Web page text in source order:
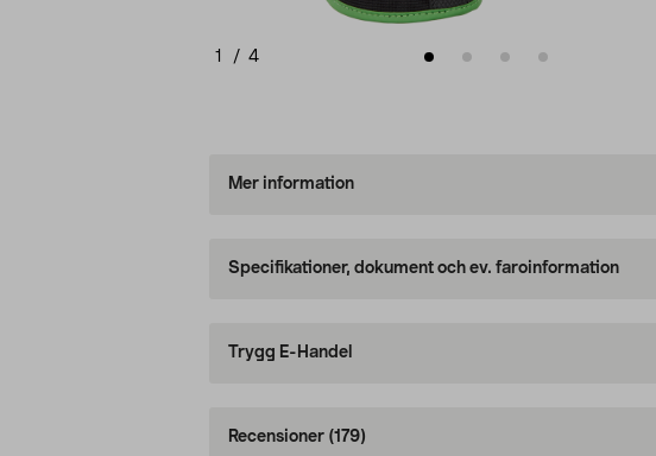
1 / 4
Mer information
Specifikationer, dokument och ev. faroinformation
Trygg E-Handel
Recensioner (179)